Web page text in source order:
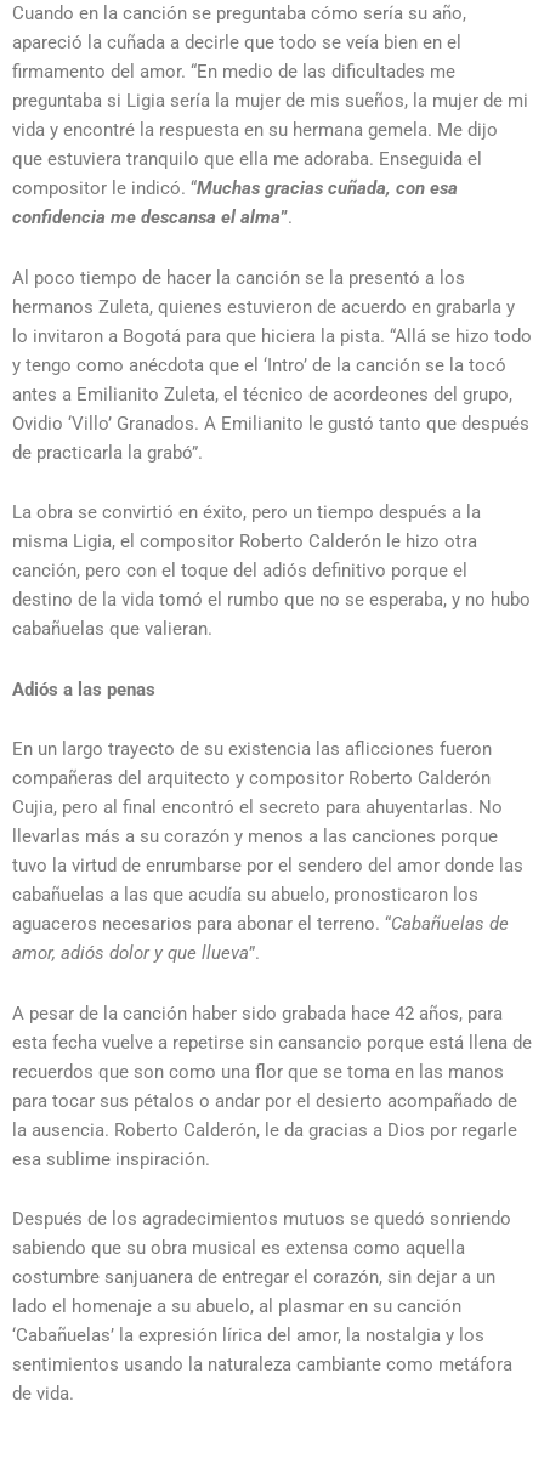
Cuando en la canción se preguntaba cómo sería su año,
apareció la cuñada a decirle que todo se veía bien en el
firmamento del amor. “En medio de las dificultades me
preguntaba si Ligia sería la mujer de mis sueños, la mujer de mi
vida y encontré la respuesta en su hermana gemela. Me dijo
que estuviera tranquilo que ella me adoraba. Enseguida el
compositor le indicó. “Muchas gracias cuñada, con esa
confidencia me descansa el alma”.
Al poco tiempo de hacer la canción se la presentó a los
hermanos Zuleta, quienes estuvieron de acuerdo en grabarla y
lo invitaron a Bogotá para que hiciera la pista. “Allá se hizo todo
y tengo como anécdota que el ‘Intro’ de la canción se la tocó
antes a Emilianito Zuleta, el técnico de acordeones del grupo,
Ovidio ‘Villo’ Granados. A Emilianito le gustó tanto que después
de practicarla la grabó”.
La obra se convirtió en éxito, pero un tiempo después a la
misma Ligia, el compositor Roberto Calderón le hizo otra
canción, pero con el toque del adiós definitivo porque el
destino de la vida tomó el rumbo que no se esperaba, y no hubo
cabañuelas que valieran.
Adiós a las penas
En un largo trayecto de su existencia las aflicciones fueron
compañeras del arquitecto y compositor Roberto Calderón
Cujia, pero al final encontró el secreto para ahuyentarlas. No
llevarlas más a su corazón y menos a las canciones porque
tuvo la virtud de enrumbarse por el sendero del amor donde las
cabañuelas a las que acudía su abuelo, pronosticaron los
aguaceros necesarios para abonar el terreno. “Cabañuelas de
amor, adiós dolor y que llueva”.
A pesar de la canción haber sido grabada hace 42 años, para
esta fecha vuelve a repetirse sin cansancio porque está llena de
recuerdos que son como una flor que se toma en las manos
para tocar sus pétalos o andar por el desierto acompañado de
la ausencia. Roberto Calderón, le da gracias a Dios por regarle
esa sublime inspiración.
Después de los agradecimientos mutuos se quedó sonriendo
sabiendo que su obra musical es extensa como aquella
costumbre sanjuanera de entregar el corazón, sin dejar a un
lado el homenaje a su abuelo, al plasmar en su canción
‘Cabañuelas’ la expresión lírica del amor, la nostalgia y los
sentimientos usando la naturaleza cambiante como metáfora
de vida.